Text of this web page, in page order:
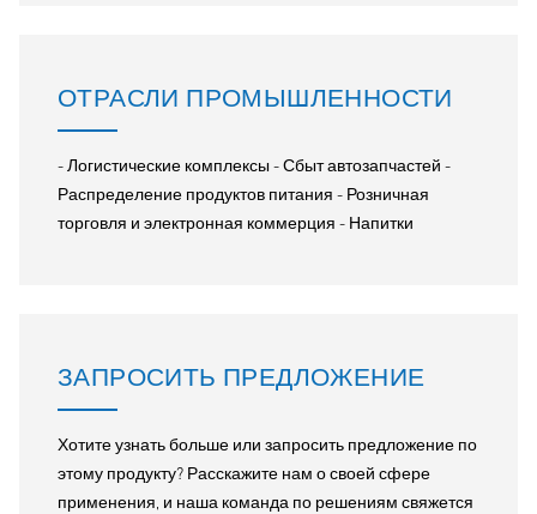
ОТРАСЛИ ПРОМЫШЛЕННОСТИ
- Логистические комплексы - Сбыт автозапчастей -
Распределение продуктов питания - Розничная
торговля и электронная коммерция - Напитки
ЗАПРОСИТЬ ПРЕДЛОЖЕНИЕ
Хотите узнать больше или запросить предложение по
этому продукту? Расскажите нам о своей сфере
применения, и наша команда по решениям свяжется